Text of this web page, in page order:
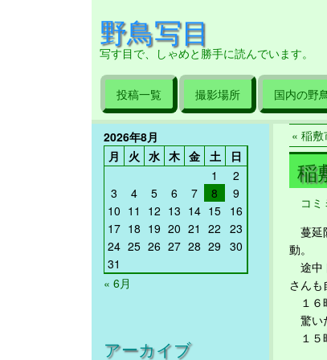
野鳥写目
写す目で、しゃめと勝手に読んでいます。
投稿一覧 撮影場所 国内の野
2026年8月
月
火 水 木 金 土
日
1
2
3
4 5 6 7 8
9
10 11 12 13 14 15 16
17 18 19 20 21 22 23
24 25 26 27 28 29 30
31
« 6月
アーカイブ
« 稲
稲
コミ
蔓延
動。
途中
さんも
１６
驚い
１５